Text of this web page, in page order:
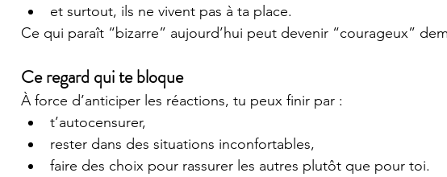
et surtout, ils ne vivent pas à ta place.
Ce qui paraît “bizarre” aujourd’hui peut devenir “courageux”
Ce regard qui te bloque
À force d’anticiper les réactions, tu peux finir par :
t’autocensurer,
rester dans des situations inconfortables,
faire des choix pour rassurer les autres plutôt que pour toi.